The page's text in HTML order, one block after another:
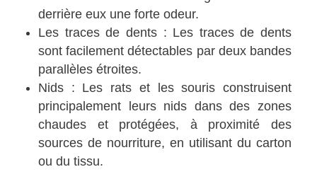
derrière eux une forte odeur.
Les traces de dents : Les traces de dents
sont facilement détectables par deux bandes
parallèles étroites.
Nids : Les rats et les souris construisent
principalement leurs nids dans des zones
chaudes et protégées, à proximité des
sources de nourriture, en utilisant du carton
ou du tissu.